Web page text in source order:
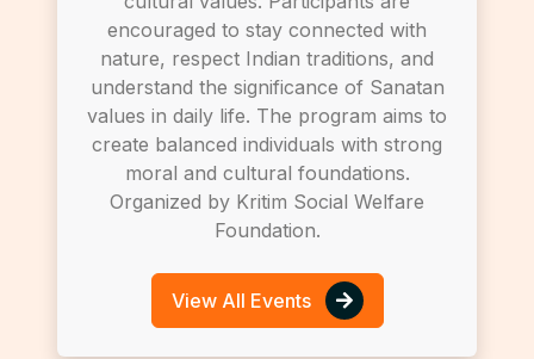
encouraged to stay connected with
nature, respect Indian traditions, and
understand the significance of Sanatan
values in daily life. The program aims to
create balanced individuals with strong
moral and cultural foundations.
Organized by Kritim Social Welfare
Foundation.
View All Events